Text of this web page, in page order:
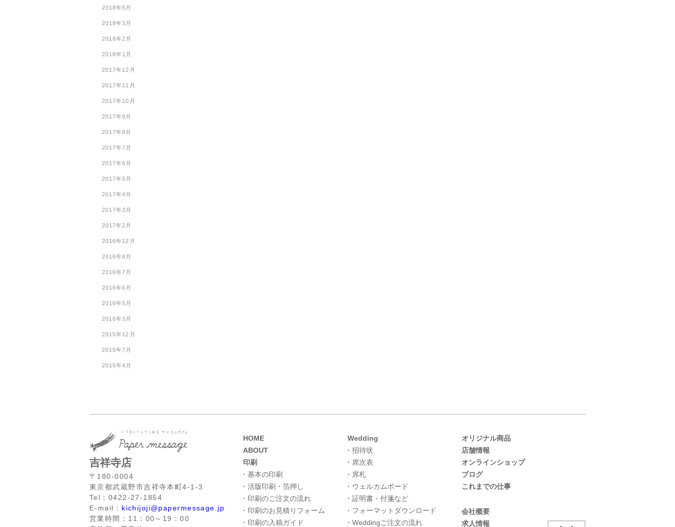
2018年5月
2018年3月
2018年2月
2018年1月
2017年12月
2017年11月
2017年10月
2017年9月
2017年8月
2017年7月
2017年6月
2017年5月
2017年4月
2017年3月
2017年2月
2016年12月
2016年8月
2016年7月
2016年6月
2016年5月
2016年3月
2015年12月
2015年7月
2015年4月
吉祥寺店
〒180-0004
東京都武蔵野市吉祥寺本町4-1-3
Tel：0422-27-1854
E-mail： kichijoji@papermessage.jp
営業時間：11：00～19：00
HOME
ABOUT
印刷
・基本の印刷
・活版印刷・箔押し
・印刷のご注文の流れ
・印刷のお見積りフォーム
・印刷の入稿ガイド
Wedding
・招待状
・席次表
・席札
・ウェルカムボード
・証明書・付箋など
・フォーマットダウンロード
・Weddingご注文の流れ
オリジナル商品
店舗情報
オンラインショップ
ブログ
これまでの仕事
会社概要
求人情報